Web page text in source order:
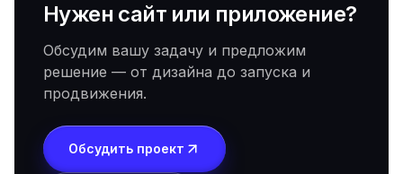
Нужен сайт или приложение?
Обсудим вашу задачу и предложим
решение — от дизайна до запуска и
продвижения.
Обсудить проект